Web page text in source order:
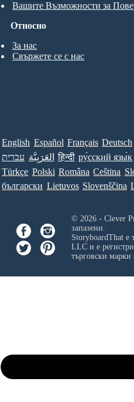
Относно
За нас
Свържете се с нас
Вашите Възможности за
English Español Français Deutsch
עברית العَرَبِيَّة हिन्दी ру́сский язы́к
Türkçe Polski Româna Ceština
български Lietuvos Slovenščina
© 2026 - Clever
запазени.
StoryboardThat е
LLCи е
търговски